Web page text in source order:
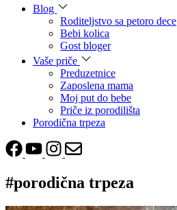
Blog
Roditeljstvo sa petoro dece
Bebi kolica
Gost bloger
Vaše priče
Preduzetnice
Zaposlena mama
Moj put do bebe
Priče iz porodilišta
Porodična trpeza
#porodična trpeza